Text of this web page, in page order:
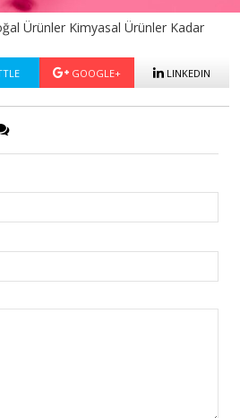
Ürünler Kimyasal Ürünler Kadar
GOOGLE+ LINKEDIN